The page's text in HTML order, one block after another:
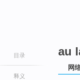
目录
释义
au
网